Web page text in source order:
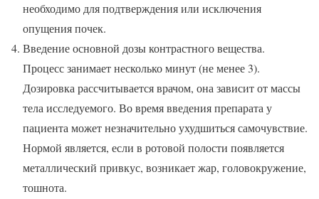
необходимо для подтверждения или исключения
опущения почек.
Введение основной дозы контрастного вещества.
Процесс занимает несколько минут (не менее 3).
Дозировка рассчитывается врачом, она зависит от массы
тела исследуемого. Во время введения препарата у
пациента может незначительно ухудшиться самочувствие.
Нормой является, если в ротовой полости появляется
металлический привкус, возникает жар, головокружение,
тошнота.